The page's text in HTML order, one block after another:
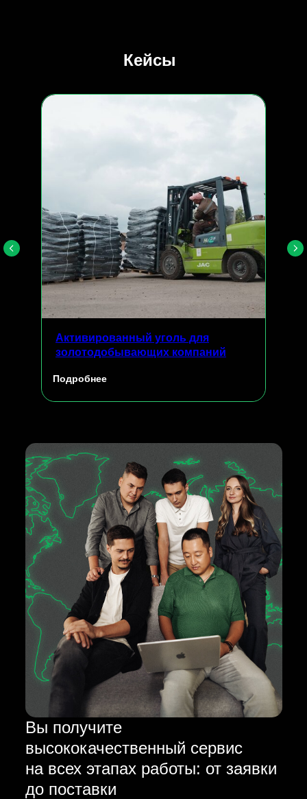
Кейсы
Активированный уголь для
золотодобывающих компаний
Подробнее
Вы получите
высококачественный сервис
на всех этапах работы: от заявки
до поставки